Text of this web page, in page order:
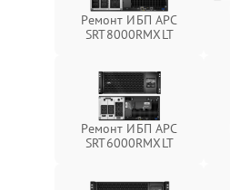
Ремонт ИБП APC
SRT8000RMXLT
Ремонт ИБП APC
SRT6000RMXLT